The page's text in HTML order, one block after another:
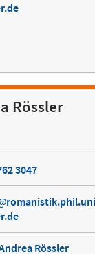
Rössler
3047
Rössler